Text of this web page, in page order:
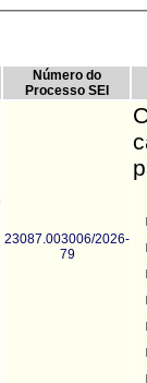
Número do
Processo SEI
23087.003006/2026-
79